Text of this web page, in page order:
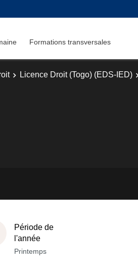
Formations transversales
Licence Droit (Togo) (EDS-IED)
Période de
l'année
Printemps